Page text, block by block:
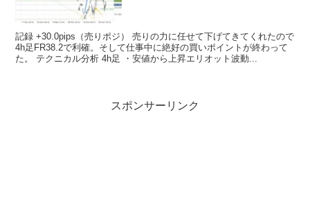
記録 +30.0pips（売りポジ） 売りの力に任せて下げてきてくれたので
4h足FR38.2で利確。そして仕事中に絶好の買いポイントが終わって
た。 テクニカル分析 4h足 ・安値から上昇エリオット波動...
スポンサーリンク